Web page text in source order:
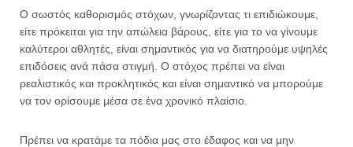
Ο σωστός καθορισμός στόχων, γνωρίζοντας τι επιδιώκουμε,
είτε πρόκειται για την απώλεια βάρους, είτε για το να γίνουμε
καλύτεροι αθλητές, είναι σημαντικός για να διατηρούμε υψηλές
επιδόσεις ανά πάσα στιγμή. Ο στόχος πρέπει να είναι
ρεαλιστικός και προκλητικός και είναι σημαντικό να μπορούμε
να τον ορίσουμε μέσα σε ένα χρονικό πλαίσιο.
Πρέπει να κρατάμε τα πόδια μας στο έδαφος και να μην